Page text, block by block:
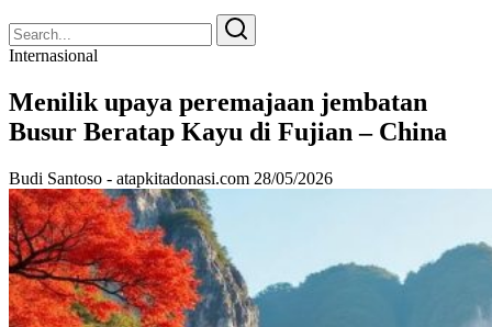
Search
for:
Search
Internasional
Menilik upaya peremajaan jembatan
Busur Beratap Kayu di Fujian – China
Budi Santoso - atapkitadonasi.com 28/05/2026